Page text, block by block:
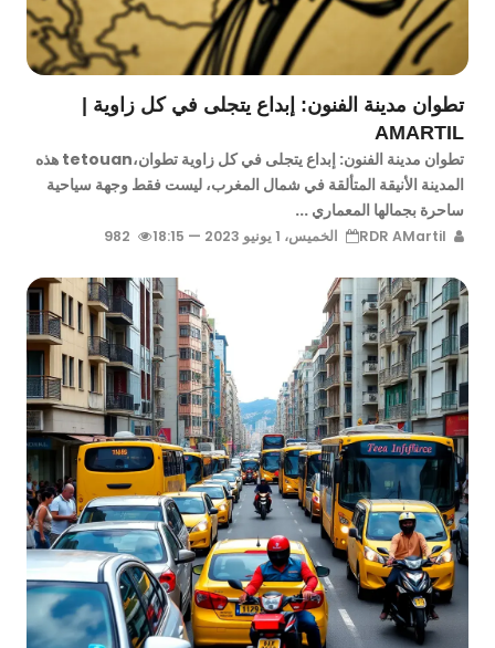
تطوان مدينة الفنون: إبداع يتجلى في كل زاوية |
AMARTIL
تطوان مدينة الفنون: إبداع يتجلى في كل زاوية تطوان،tetouan هذه
المدينة الأنيقة المتألقة في شمال المغرب، ليست فقط وجهة سياحية
ساحرة بجمالها المعماري ...
الخميس، 1 يونيو 2023 — 18:15